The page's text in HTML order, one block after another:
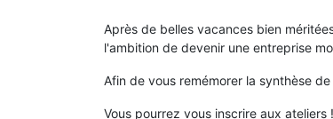
Après de belles vacances bien
l'ambition de devenir une entreprise
Afin de vous remémorer la synthèse
Vous pourrez vous inscrire aux ateliers !